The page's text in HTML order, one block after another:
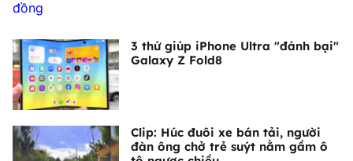
3 thứ giúp iPhone Ultra "đánh bại"
Galaxy Z Fold8
Clip: Húc đuôi xe bán tải, người
đàn ông chở trẻ suýt nằm gầm ô